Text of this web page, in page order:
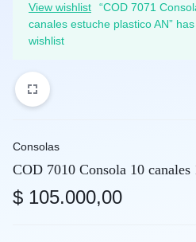
View wishlist
“COD 7071
canales estuche plastico AN”
wishlist
Consolas
COD 7010 Consola 10
$ 105.000,00